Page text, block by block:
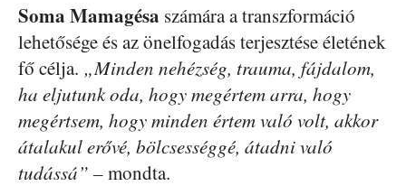
Soma Mamagésa számára a transzformáció
lehetősége és az önelfogadás terjesztése életének
fő célja. „Minden nehézség, trauma, fájdalom,
ha eljutunk oda, hogy megértem arra, hogy
megértsem, hogy minden értem való volt, akkor
átalakul erővé, bölcsességgé, átadni való
tudássá” –mondta.